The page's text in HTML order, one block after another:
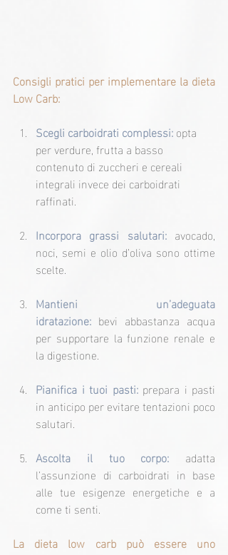
Consigli pratici per implementare la dieta
Low Carb:
Scegli carboidrati complessi: opta
per verdure, frutta a basso
contenuto di zuccheri e cereali
integrali invece dei carboidrati
raffinati.
Incorpora grassi salutari: avocado,
noci, semi e olio d’oliva sono ottime
scelte.
Mantieni un’adeguata
idratazione: bevi abbastanza acqua
per supportare la funzione renale e
la digestione.
Pianifica i tuoi pasti: prepara i pasti
in anticipo per evitare tentazioni poco
salutari.
Ascolta il tuo corpo:
adatta
l’assunzione di carboidrati in base
alle tue esigenze energetiche e a
come ti senti.
La dieta low carb può essere uno